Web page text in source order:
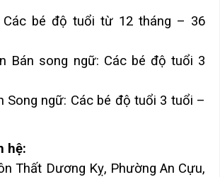
Các bé độ tuổi từ 12 tháng – 36
Bán song ngữ: Các bé độ tuổi 3
Song ngữ: Các bé độ tuổi 3 tuổi –
hệ:
Thất Dương Kỵ, Phường An Cựu,